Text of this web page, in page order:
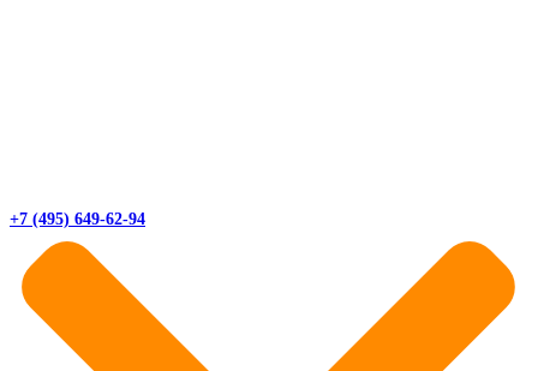
+7 (495) 649-62-94